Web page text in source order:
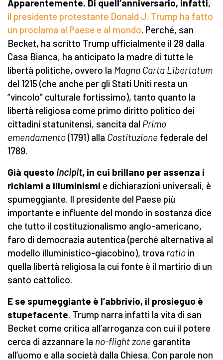
Apparentemente. Di quell’anniversario, infatti,
il presidente protestante Donald J. Trump ha fatto
un proclama al Paese e al mondo. Perché, san
Becket, ha scritto Trump ufficialmente il 28 dalla
Casa Bianca, ha anticipato la madre di tutte le
libertà politiche, ovvero la Magna Carta Libertatum
del 1215 (che anche per gli Stati Uniti resta un
“vincolo” culturale fortissimo), tanto quanto la
libertà religiosa come primo diritto politico dei
cittadini statunitensi, sancita dal Primo
emendamento(1791) alla Costituzione federale del
1789.
Già questo incipit, in cui brillano per assenza i
richiami a illuminismi e dichiarazioni universali, è
spumeggiante. Il presidente del Paese più
importante e influente del mondo in sostanza dice
che tutto il costituzionalismo anglo-americano,
faro di democrazia autentica (perché alternativa al
modello illuministico-giacobino), trova ratio in
quella libertà religiosa la cui fonte è il martirio di un
santo cattolico.
E se spumeggiante è l’abbrivio, il prosieguo è
stupefacente. Trump narra infatti la vita di san
Becket come critica all’arroganza con cui il potere
cerca di azzannare la no-flight zone garantita
all’uomo e alla società dalla Chiesa. Con parole non